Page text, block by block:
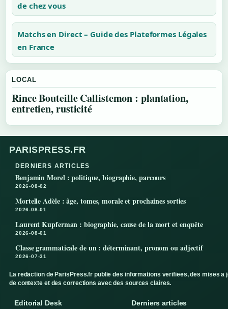
de chez vous
Matchs en Direct – Guide des Plateformes Légales
en France
LOCAL
Rince Bouteille Callistemon : plantation,
entretien, rusticité
PARISPRESS.FR
DERNIERS ARTICLES
Benjamin Morel : politique, biographie, parcours
2026-08-02
Mortelle Adèle : âge, tomes, morale et prochaines sorties
2026-08-01
Laurent Kupferman : biographie, cause de la mort et enquête
2026-08-01
Classe grammaticale de un : déterminant, pronom ou adjectif
2026-07-31
La redaction de ParisPress.fr publie des informations verifiees, des mises a
de contexte et des corrections avec des sources claires.
Editorial Desk Derniers articles